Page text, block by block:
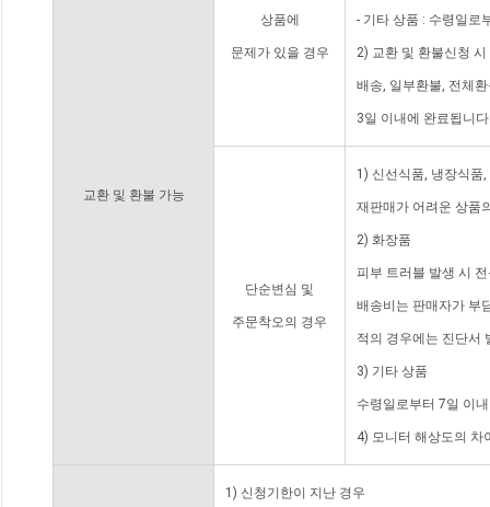
교환 및 환불 가능
상품에
문제가 있을 경우
- 기타 상품 : 수령일로
2) 교환 및 환불신청
배송, 일부환불, 전체
3일 이내에 완료됩니
단순변심 및
주문착오의 경우
1) 신선식품, 냉장식품
재판매가 어려운 상품
2) 화장품
피부 트러블 발생 시
배송비는 판매자가 부
적의 경우에는 진단서
3) 기타 상품
수령일로부터 7일 이
4) 모니터 해상도의 차
1) 신청기한이 지난 경우